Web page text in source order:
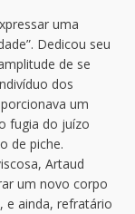
uma
Dedicou seu
de se
dos
um
fugia do juízo
de piche.
Artaud
um novo corpo
e ainda, refratário